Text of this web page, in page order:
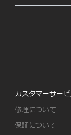
カスタマーサー
修理について
保証について